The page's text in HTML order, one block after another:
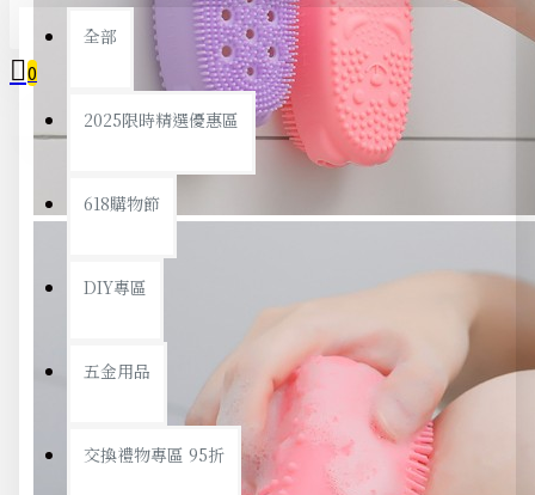
全部
2025限時精選優惠區
618購物節
DIY專區
五金用品
交換禮物專區 95折
0
您的購物車內沒有商品！